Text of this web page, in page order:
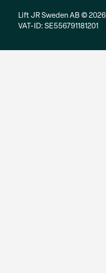
Lift JR Sweden AB © 2026
VAT-ID: SE556791181201